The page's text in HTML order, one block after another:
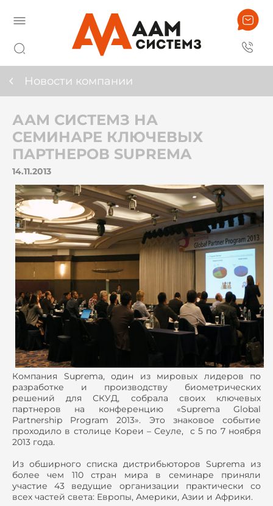
Новости компании
ААМ СИСТЕМЗ НА
СЕМИНАРЕ КЛЮЧЕВЫХ
ПАРТНЕРОВ SUPREMA
14.11.2013
Компания Suprema, один из мировых лидеров по
разработке и производству биометрических
решений для СКУД, собрала своих ключевых
партнеров на конференцию «Suprema Global
Partnership Program 2013». Это знаковое событие
проходило в столице Кореи – Сеуле, с 5 по 7 ноября
2013 года.
Из обширного списка дистрибьюторов Suprema из
более чем 110 стран мира в семинаре приняли
участие 43 ведущие организации практически со
всех частей света: Европы, Америки, Азии и Африки.